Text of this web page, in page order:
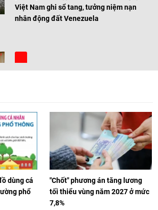
Việt Nam ghi sổ tang, tưởng niệm nạn
nhân động đất Venezuela
[Video] Trẻ em Đông Á cùng kiến tạo
[Video] Âm nhạc flamenco gắn kết văn
hoá Việt Nam - Tây Ban Nha
[Video] Trao tặng Kỷ niệm chương "Vì
dùng cá
phổ
"Chốt" phương án tăng lương
tối thiểu vùng năm 2027 ở mức
7,8%